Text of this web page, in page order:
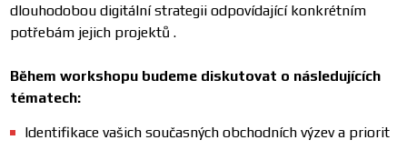
dlouhodobou digitální strategii odpovídající konkrétním
potřebám jejich projektů .
Během workshopu budeme diskutovat o následujících
tématech:
Identifikace vašich současných obchodních výzev a priorit